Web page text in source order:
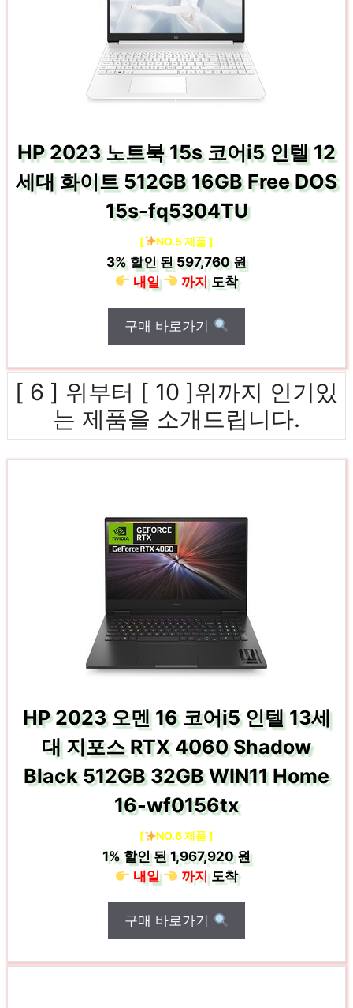
HP 2023 노트북 15s 코어i5 인텔 12
세대 화이트 512GB 16GB Free DOS
15s-fq5304TU
[ NO.5 제품 ]
3% 할인 된597,760 원
내일
까지도착
구매 바로가기
[ 6 ] 위부터 [ 10 ]위까지 인기있
는 제품을 소개드립니다.
HP 2023 오멘 16 코어i5 인텔 13세
대 지포스 RTX 4060 Shadow
Black 512GB 32GB WIN11 Home
16-wf0156tx
[ NO.6 제품 ]
1%할인 된1,967,920 원
내일
까지도착
구매 바로가기